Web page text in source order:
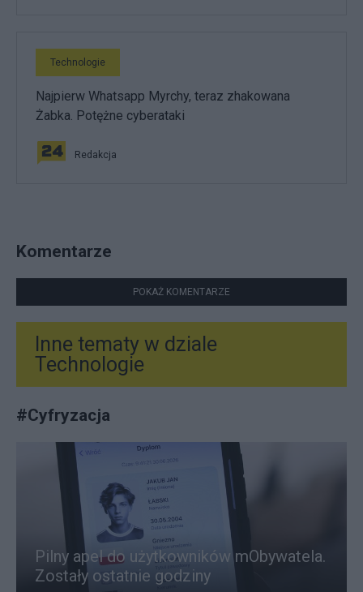
Technologie
Najpierw Whatsapp Myrchy, teraz zhakowana
Żabka. Potężne cyberataki
Redakcja
Komentarze
POKAŻ KOMENTARZE
Inne tematy w dziale
Technologie
#Cyfryzacja
Pilny apel do użytkowników mObywatela.
Zostały ostatnie godziny